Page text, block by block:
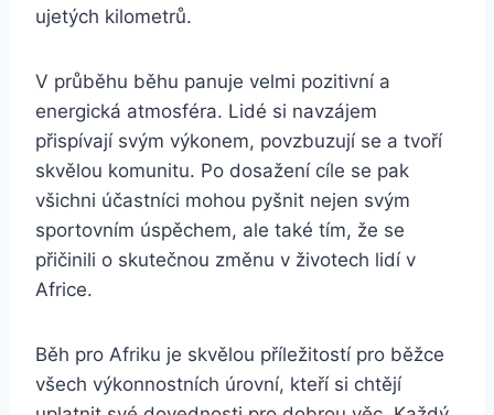
ujetých kilometrů.
V průběhu běhu panuje velmi pozitivní a
energická atmosféra. Lidé si navzájem
přispívají svým výkonem, povzbuzují se a tvoří
skvělou komunitu. Po dosažení cíle se pak
všichni účastníci mohou pyšnit nejen svým
sportovním úspěchem, ale také tím, že se
přičinili o skutečnou změnu v životech lidí v
Africe.
Běh pro Afriku je skvělou příležitostí pro běžce
všech výkonnostních úrovní, kteří si chtějí